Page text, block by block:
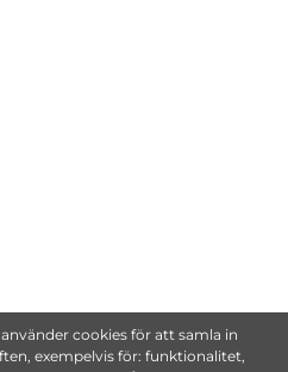
cookies för att samla in
exempelvis för: funktionalitet,